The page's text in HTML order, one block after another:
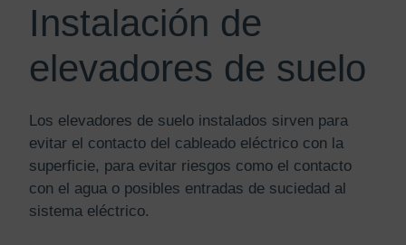
Instalación de
elevadores de suelo
Los elevadores de suelo instalados sirven para
evitar el contacto del cableado eléctrico con la
superficie, para evitar riesgos como el contacto
con el agua o posibles entradas de suciedad al
sistema eléctrico.